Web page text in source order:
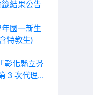
結果公告
國一新生
特教生)
彰化縣立芬
3 次代理...